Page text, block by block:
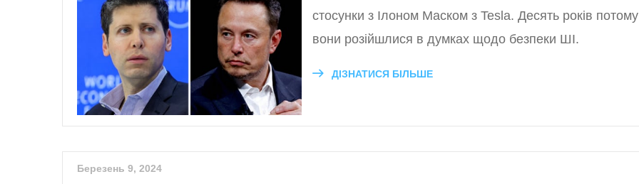
стосунки з Ілоном Маском з Tesla. Десять років потому
вони розійшлися в думках щодо безпеки ШІ.
ДІЗНАТИСЯ БІЛЬШЕ
Березень 9, 2024